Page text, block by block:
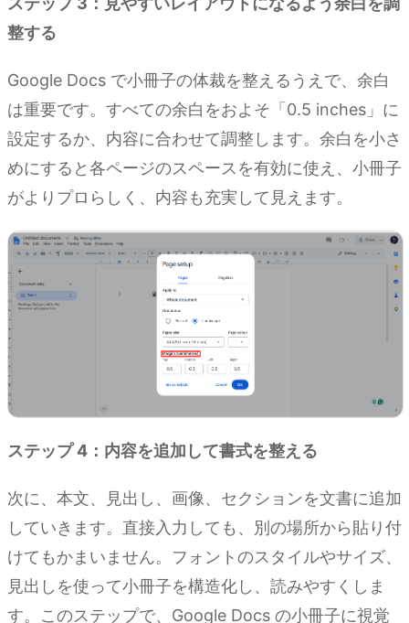
整する
Google Docs で小冊子の体裁を整えるうえで、余白
は重要です。すべての余白をおよそ「0.5 inches」に
設定するか、内容に合わせて調整します。余白を小さ
めにすると各ページのスペースを有効に使え、小冊子
がよりプロらしく、内容も充実して見えます。
ステップ 4：内容を追加して書式を整える
次に、本文、見出し、画像、セクションを文書に追加
していきます。直接入力しても、別の場所から貼り付
けてもかまいません。フォントのスタイルやサイズ、
見出しを使って小冊子を構造化し、読みやすくしま
す。このステップで、Google Docs の小冊子に視覚